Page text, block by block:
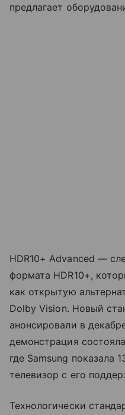
предлагает
HDR10+ Advanced —
формата HDR10+,
как открытую
Dolby Vision. Новый
анонсировали в
демонстрация
где Samsung показала
телевизор с его
Технологически